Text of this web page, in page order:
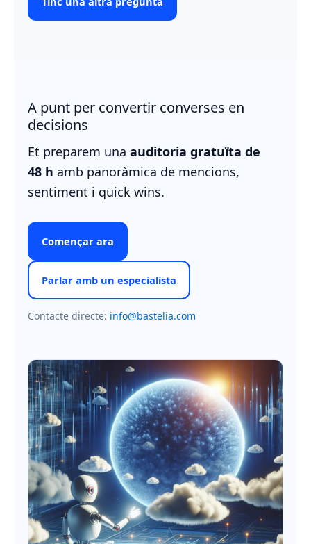
A punt per convertir converses en
decisions
Et preparem una auditoria gratuïta de
48 h amb panoràmica de mencions,
sentiment i quick wins.
Començar ara
Parlar amb un especialista
Contacte directe: info@bastelia.com